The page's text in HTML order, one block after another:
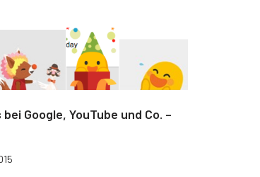
Google, YouTube und Co. –